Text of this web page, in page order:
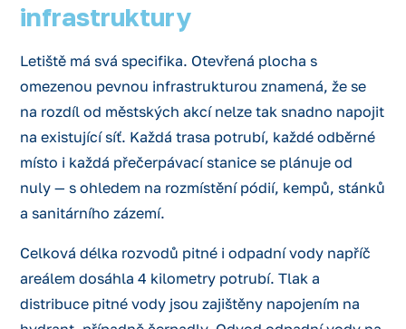
infrastruktury
Letiště má svá specifika. Otevřená plocha s
omezenou pevnou infrastrukturou znamená, že se
na rozdíl od městských akcí nelze tak snadno napojit
na existující síť. Každá trasa potrubí, každé odběrné
místo i každá přečerpávací stanice se plánuje od
nuly — s ohledem na rozmístění pódií, kempů, stánků
a sanitárního zázemí.
Celková délka rozvodů pitné i odpadní vody napříč
areálem dosáhla 4 kilometry potrubí. Tlak a
distribuce pitné vody jsou zajištěny napojením na